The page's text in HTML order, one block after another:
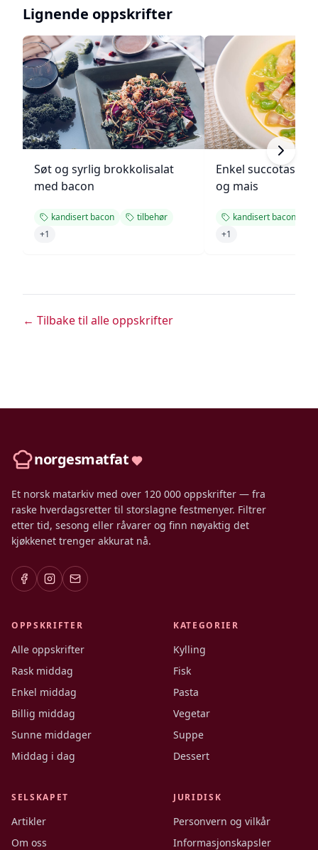
Lignende oppskrifter
Søt og syrlig brokkolisalat
med bacon
kandisert bacon
tilbehør
+1
Enkel succotash
og mais
kandisert bacon
+1
← Tilbake til alle oppskrifter
norgesmatfat
Et norsk matarkiv med over 120 000 oppskrifter — fra
raske hverdagsretter til storslagne festmenyer. Filtrer
etter tid, sesong eller råvarer og finn nøyaktig det
kjøkkenet trenger akkurat nå.
OPPSKRIFTER
Alle oppskrifter
Rask middag
Enkel middag
Billig middag
Sunne middager
Middag i dag
KATEGORIER
Kylling
Fisk
Pasta
Vegetar
Suppe
Dessert
SELSKAPET
Artikler
Om oss
JURIDISK
Personvern og vilkår
Informasjonskapsler